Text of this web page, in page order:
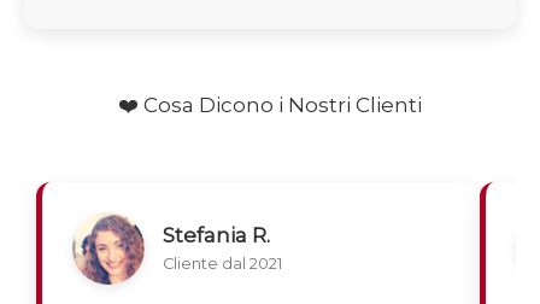
❤️ Cosa Dicono i Nostri Clienti
Stefania R.
Cliente dal 2021